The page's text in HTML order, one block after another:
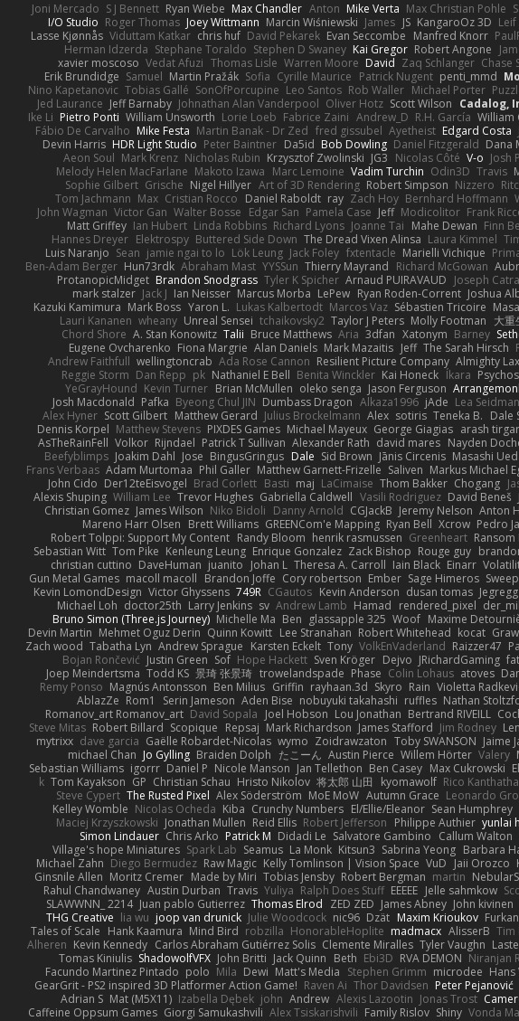
Joni Mercado S J Bennett Ryan Wiebe Max Chandler Anton Mike Verta Max Christian Pohle
I/O Studio Roger Thomas Joey Wittmann Marcin Wiśniewski James JS KangaroOz 3D
Lasse Kjønnås Viduttam Katkar chris huf David Pekarek Evan Seccombe Manfred Knorr
Herman Idzerda Stephane Toraldo Stephen D Swaney Kai Gregor Robert Angone
xavier moscoso Vedat Afuzi Thomas Lisle Warren Moore David Zaq Schlanger Chase
Erik Brundidge Samuel Martin Pražák Sofia Cyrille Maurice Patrick Nugent penti_mmd
Nino Kapetanovic Tobias Gallé SonOfPorcupine Leo Santos Rob Waller Michael Porter
Jed Laurance Jeff Barnaby Johnathan Alan Vanderpool Oliver Hotz Scott Wilson Cadalog,
Ike Li Pietro Ponti William Unsworth Lorie Loeb Fabrice Zaini Andrew_D R.H. García William
Fábio De Carvalho Mike Festa Martin Banak - Dr Zed fred gissubel Ayetheist Edgard Costa
Devin Harris HDR Light Studio Peter Baintner Da5id Bob Dowling Daniel Fitzgerald Dana
Aeon Soul Mark Krenz Nicholas Rubin Krzysztof Zwolinski JG3 Nicolas Côté V-o Josh
Melody Helen MacFarlane Makoto Izawa Marc Lemoine Vadim Turchin Odin3D Travis
Sophie Gilbert Grische Nigel Hillyer Art of 3D Rendering Robert Simpson Nizzero
Tom Jachmann Max Cristian Rocco Daniel Raboldt ray Zach Hoy Bernhard Hoffmann
John Wagman Victor Gan Walter Bosse Edgar San Pamela Case Jeff Modicolitor Frank
Matt Griffey Ian Hubert Linda Robbins Richard Lyons Joanne Tai Mahe Dewan Finn
Hannes Dreyer Elektrospy Buttered Side Down The Dread Vixen Alinsa Laura Kimmel
Luis Naranjo Sean jamie ngai to lo Lök Leung Jack Foley fxtentacle Marielli Vichique
Ben-Adam Berger Hun73rdk Abraham Mast YYSSun Thierry Mayrand Richard McGowan
ProtanopicMidget Brandon Snodgrass Tyler K Spicher Arnaud PUIRAVAUD Joseph
mark stalzer Jack J Ian Neisser Marcus Morba LePew Ryan Roden-Corrent Joshua
Kazuki Kamimura Mark Boss Yaron L. Lukas Kalbertodt Marcos Vaz Sébastien Tricoire
Lauri Kananen wheany Unreal Sensei tchaikovsky2 Taylor J Peters Molly Footman 大
Chord Shore A. Stan Konowitz Talii Bruce Matthews Aria 3dfan Xatonym Barney
Eugene Ovcharenko Fiona Margrie Alan Daniels Mark Mazaitis Jeff The Sarah Hirsch
Andrew Faithfull wellingtoncrab Ada Rose Cannon Resilient Picture Company Almighty
Reggie Storm Dan Repp pk Nathaniel E Bell Benita Winckler Kai Honeck Íkara
YeGrayHound Kevin Turner Brian McMullen oleko senga Jason Ferguson
Josh Macdonald Pafka Byeong Chul JIN Dumbass Dragon Alkaza1996 jAde Lea
Alex Hyner Scott Gilbert Matthew Gerard Julius Brockelmann Alex sotiris Teneka B. Dale
Dennis Korpel Matthew Stevens PIXDES Games Michael Mayeux George Giagias arash
AsTheRainFell Volkor Rijndael Patrick T Sullivan Alexander Rath david mares Nayden
Beefyblimps Joakim Dahl Jose BingusGringus Dale Sid Brown Jānis Circenis Masashi
Frans Verbaas Adam Murtomaa Phil Galler Matthew Garnett-Frizelle Saliven Markus Michael
John Cido Der12teEisvogel Brad Corlett Basti maj LaCimaise Thom Bakker Chogang
Alexis Shuping William Lee Trevor Hughes Gabriella Caldwell Vasili Rodriguez David Beneš
Christian Gomez James Wilson Niko Bidoli Danny Arnold CGJackB Jeremy Nelson Anton
Mareno Harr Olsen Brett Williams GREENCom'e Mapping Ryan Bell Xcrow Pedro
Robert Tolppi: Support My Content Randy Bloom henrik rasmussen Greenheart Ransom
Sebastian Witt Tom Pike Kenleung Leung Enrique Gonzalez Zack Bishop Rouge guy
christian cuttino DaveHuman juanito Johan L Theresa A. Carroll Iain Black Einarr
Gun Metal Games macoll macoll Brandon Joffe Cory robertson Ember Sage Himeros
Kevin LomondDesign Victor Ghyssens 749R CGautos Kevin Anderson dusan tomas Jegregg
Michael Loh doctor25th Larry Jenkins sv Andrew Lamb Hamad rendered_pixel
Bruno Simon (Three.js Journey) Michelle Ma Ben glassapple 325 Woof Maxime
Devin Martin Mehmet Oguz Derin Quinn Kowitt Lee Stranahan Robert Whitehead kocat
Zach wood Tabatha Lyn Andrew Sprague Karsten Eckelt Tony VolkEnVaderland Raizzer47
Bojan Rončević Justin Green Sof Hope Hackett Sven Kröger Dejvo JRichardGaming
Joep Meindertsma Todd KS 景琦 张景琦 trowelandspade Phase Colin Lohaus atoves
Remy Ponso Magnús Antonsson Ben Milius Griffin rayhaan.3d Skyro Rain Violetta
AblazZe Rom1 Serin Jameson Aden Bise nobuyuki takahashi ruffles Nathan
Romanov_art Romanov_art David Sopala Joel Hobson Lou Jonathan Bertrand RIVEILL
Steve Mitas Robert Billard Scopique Repsaj Mark Richardson James Stafford Jim Rodney
mytrixx dave garcia Gaëlle Robardet-Nicolas wymo Zoidrawzaton Toby SWANSON Jaime
michael Chan Jo Gylling Braiden Dolph たこーん Austin Pierce Willem Hörter Valery
Sebastian Williams igorrr Daniel P Nicole Manson Jan Tellethon Ben Casey Max Cukrowski
k Tom Kayakson GP Christian Schau Hristo Nikolov 将太郎 山田 kyomawolf Rico
Steve Cypert The Rusted Pixel Alex Söderström MoE MoW Autumn Grace Leonardo
Kelley Womble Nicolas Ocheda Kiba Crunchy Numbers El/Ellie/Eleanor Sean Humphrey
Maciej Krzyszkowski Jonathan Mullen Reid Ellis Robert Jefferson Philippe Authier yunlai
Simon Lindauer Chris Arko Patrick M Didadi Le Salvatore Gambino Callum Walton
Village's hope Miniatures Spark Lab Seamus La Monk Kitsun3 Sabrina Yeong Barbara
Michael Zahn Diego Bermudez Raw Magic Kelly Tomlinson | Vision Space VuD Jaii Orozco
Ginsnile Allen Moritz Cremer Made by Miri Tobias Jensby Robert Bergman martin
Rahul Chandwaney Austin Durban Travis Yuliya Ralph Does Stuff EEEEE Jelle sahmkow
SLAWWNN_ 2214 Juan pablo Gutierrez Thomas Elrod ZED ZED James Abney John kivinen
THG Creative lia wu joop van drunick Julie Woodcock nic96 Dzät Maxim Krioukov
Tales of Scale Hank Kaamura Mind Bird robzilla HonorableHoplite madmacx AlisserB Tim
Alheren Kevin Kennedy Carlos Abraham Gutiérrez Solis Clemente Miralles Tyler Vaughn
Tomas Kiniulis ShadowolfVFX John Britti Jack Quinn Beth Ebi3D RVA DEMON Niranjan
Facundo Martinez Pintado polo Mila Dewi Matt's Media Stephen Grimm microdee Hans
GearGrit - PS2 inspired 3D Platformer Action Game! Raven Ai Thor Davidsen Peter Pejanović
Adrian S Mat (M5X11) Izabella Dębek john Andrew Alexis Lazootin Jonas Trost
Caffeine Oppsum Games Giorgi Samukashvili Alex Tsiskarishvili Family Rislov Shiny Vonda